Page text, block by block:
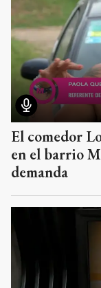
El comedor
en el barrio
demanda